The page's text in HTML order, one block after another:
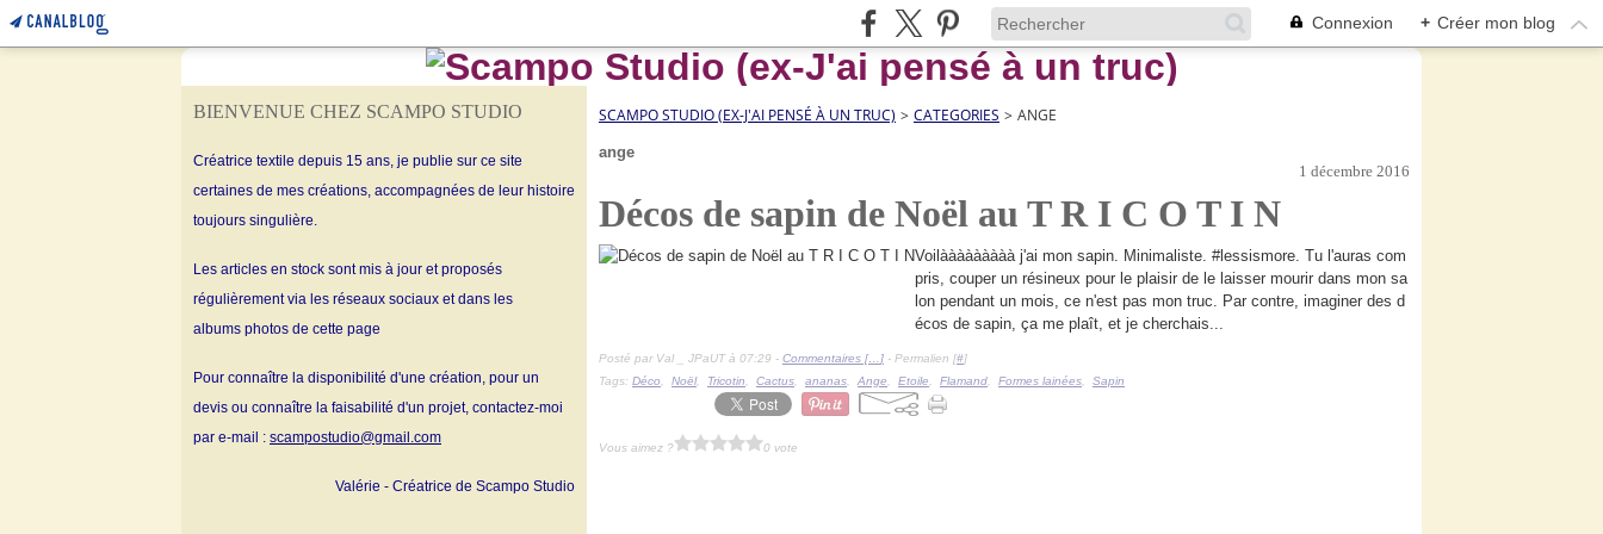
Connexion + Créer mon blog
BIENVENUE CHEZ SCAMPO STUDIO
Créatrice textile depuis 15 ans, je publie sur ce site
certaines de mes créations, accompagnées de leur histoire
toujours singulière.
Les articles en stock sont mis à jour et proposés
régulièrement via les réseaux sociaux et dans les
albums photos de cette page
Pour connaître la disponibilité d'une création, pour un
devis ou connaître la faisabilité d'un projet, contactez-moi
par e-mail : scampostudio@gmail.com
Valérie - Créatrice de Scampo Studio
SCAMPO STUDIO (EX-J'AI PENSÉ À UN TRUC) > CATEGORIES > ANGE
ange
1 décembre 2016
Décos de sapin de Noël au T R I C O T I N
Voilààààààààà j'ai mon sapin. Minimaliste. #lessismore. Tu l'auras com
pris, couper un résineux pour le plaisir de le laisser mourir dans mon sa
lon pendant un mois, ce n'est pas mon truc. Par contre, imaginer des d
écos de sapin, ça me plaît, et je cherchais...
Posté par Val _ JPaUT à 07:29 - Commentaires [… ] - Permalien [#]
Tags: Déco Noël, Tricotin Cactus ananas Ange Etoile Flamand Formes lainées Sapin
Vous aimez ? 0 vote